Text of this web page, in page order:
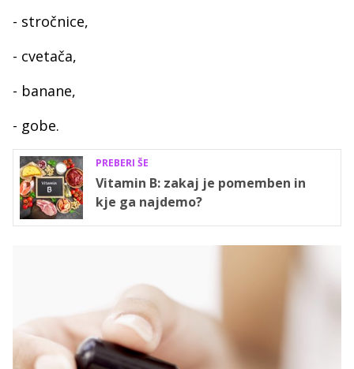
- stročnice,
- cvetača,
- banane,
- gobe.
PREBERI ŠE
Vitamin B: zakaj je pomemben in
kje ga najdemo?